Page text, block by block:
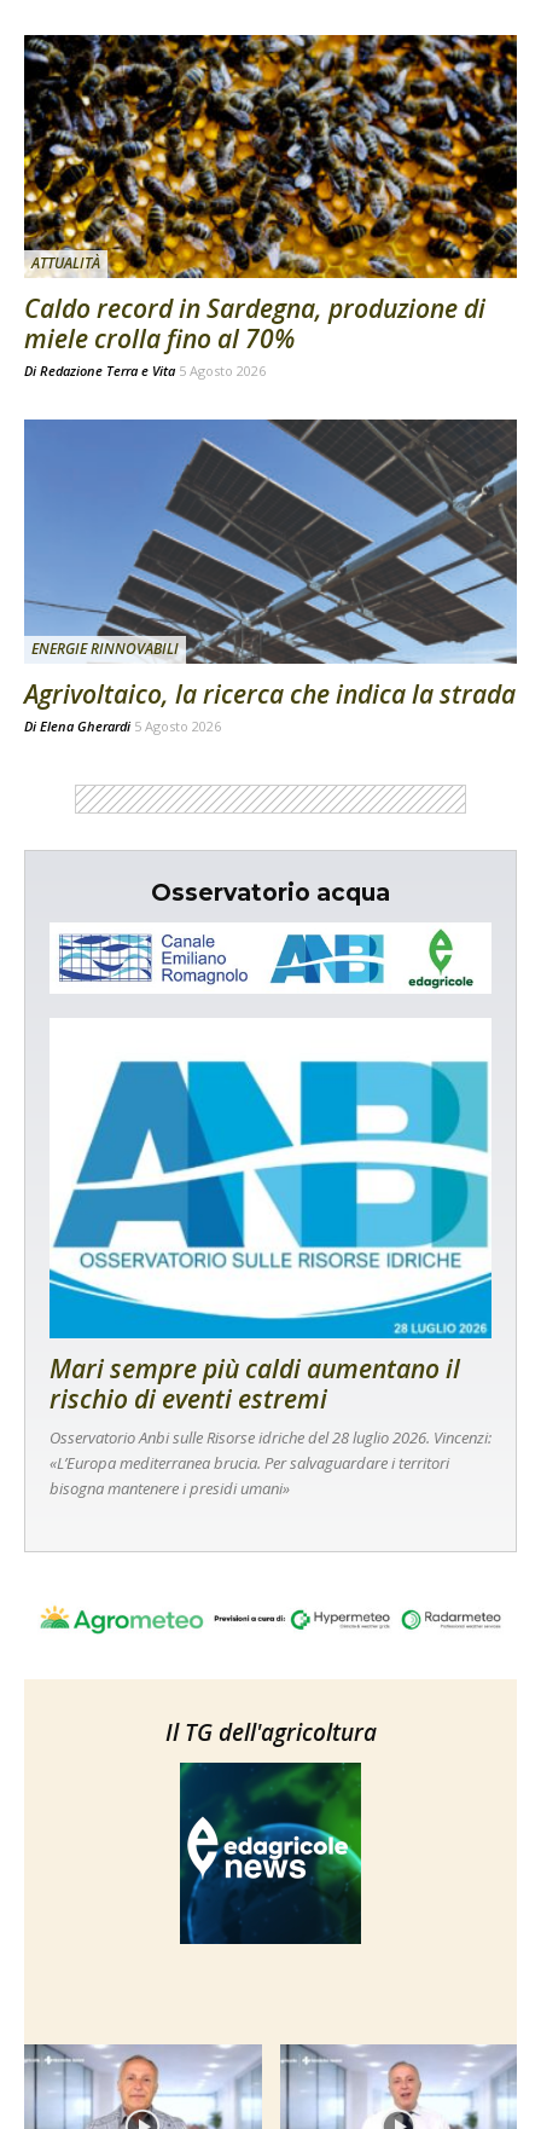
ATTUALITÀ
Caldo record in Sardegna, produzione di
miele crolla fino al 70%
Di Redazione Terra e Vita 5 Agosto 2026
ENERGIE RINNOVABILI
Agrivoltaico, la ricerca che indica la strada
Di Elena Gherardi 5 Agosto 2026
Osservatorio acqua
Mari sempre più caldi aumentano il
rischio di eventi estremi
Osservatorio Anbi sulle Risorse idriche del 28 luglio 2026. Vincenzi:
«L’Europa mediterranea brucia. Per salvaguardare i territori
bisogna mantenere i presidi umani»
Il TG dell'agricoltura